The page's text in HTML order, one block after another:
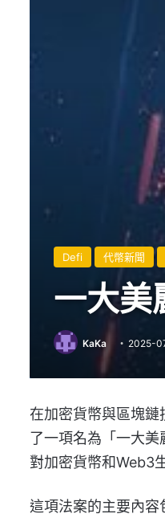
Defi 代幣新聞
一大美
KaKa 2025-
在加密貨幣與區塊
了一項名為「一大
對加密貨幣和Web3
這項法案的主要內